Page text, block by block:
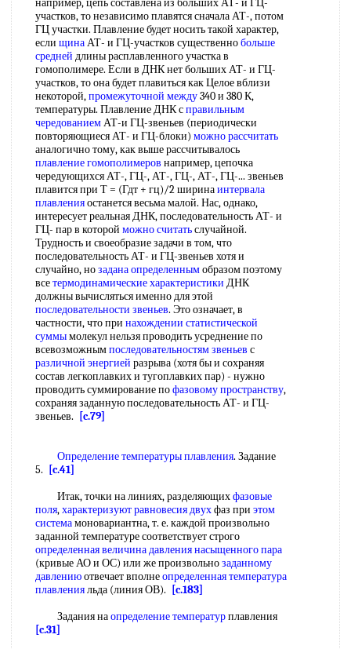
например, цепь составлена из больших АТ- и ГЦ-
участков, то независимо плавятся сначала АТ-, потом
ГЦ участки. Плавление будет носить такой характер,
если щинаАТ- и ГЦ-участков существеннобольше
средней длины расплавленного участка в
гомополимере. Если в ДНК нет больших АТ- и ГЦ-
участков, то она будет плавиться как Целое вблизи
некоторой,промежуточной между340 и 380 К,
температуры. Плавление ДНК справильным
чередованиемАТ-и ГЦ-звеньев (периодически
повторяющиеся АТ- и ГЦ-блоки) можно рассчитать
аналогично тому, как выше рассчитывалось
плавление гомополимеров например, цепочка
чередующихся АТ-, ГЦ-, АТ-, ГЦ-, АТ-, ГЦ-... звеньев
плавится при Т = (Гдт + гц)/2 ширинаинтервала
плавленияостанется весьма малой. Нас, однако,
интересует реальная ДНК, последовательность АТ- и
ГЦ- пар в которой можно считатьслучайной.
Трудность и своеобразие задачи в том, что
последовательность АТ- и ГЦ-звеньев хотя и
случайно, нозадана определеннымобразом поэтому
всетермодинамические характеристики ДНК
должны вычисляться именно для этой
последовательности звеньев. Это означает, в
частности, что при нахождении статистической
суммымолекул нельзя проводить усреднение по
всевозможнымпоследовательностям звеньев с
различной энергией разрыва (хотя бы и сохраняя
состав легкоплавких и тугоплавких пар) - нужно
проводить суммирование пофазовому пространству,
сохраняя заданную последовательность АТ- и ГЦ-
звеньев.
[c.79]
Определение температуры плавления. Задание
5.
[c.41]
Итак, точки на линиях, разделяющихфазовые
поля,характеризуют равновесиядвухфаз при этом
системамоновариантна, т. е. каждой произвольно
заданной температуре соответствует строго
определенная величинадавления насыщенного пара
(кривые АО и ОС) или же произвольнозаданному
давлениюотвечает вполнеопределенная температура
плавленияльда (линия ОВ).
[c.183]
Задания наопределение температурплавления
[c.31]